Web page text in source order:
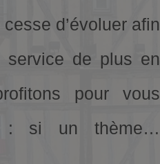
d’évoluer afin
service de plus en
pour vous
: si un thème…